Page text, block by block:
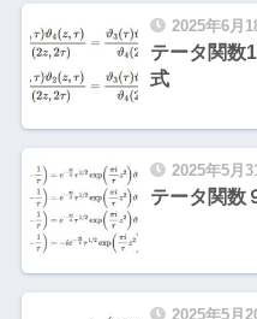
2025年6月
テータ関数
式
2025年5月
テータ関数
2025年5月